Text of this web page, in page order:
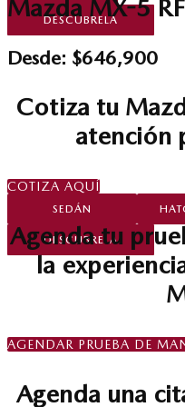
DESCÚBRELA
MAZDA
SEDÁN
DESCÚBRELA
NUEVA PICKUP,
MAZDA
DESCÚBRELA
NUEVA PICKUP,
MAZDA
Mazda MX-5
Desde: $646,900
Cotiza tu
atención
COTIZA AQUÍ
Agenda tu
la
AGENDAR PRUEBA DE
Agenda una